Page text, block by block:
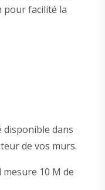
pour facilité la
disponible dans
de vos murs.
10 M de